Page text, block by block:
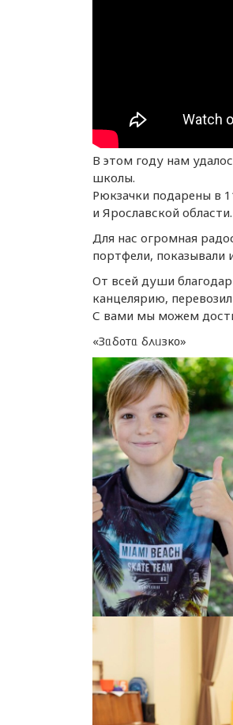
В этом году нам
школы.
Рюкзачки подарены в
и Ярославской области.
Для нас огромная
портфели, показывали
От всей души
канцелярию,
С вами мы можем
«Зᥲδ᧐ᴛᥲ δ᧘ᥙзκ᧐»